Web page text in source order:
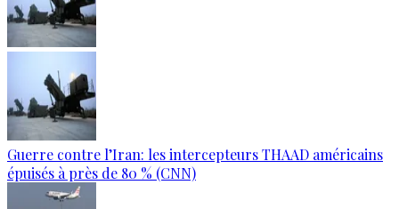
Guerre contre l’Iran: les intercepteurs THAAD américains
épuisés à près de 80 % (CNN)